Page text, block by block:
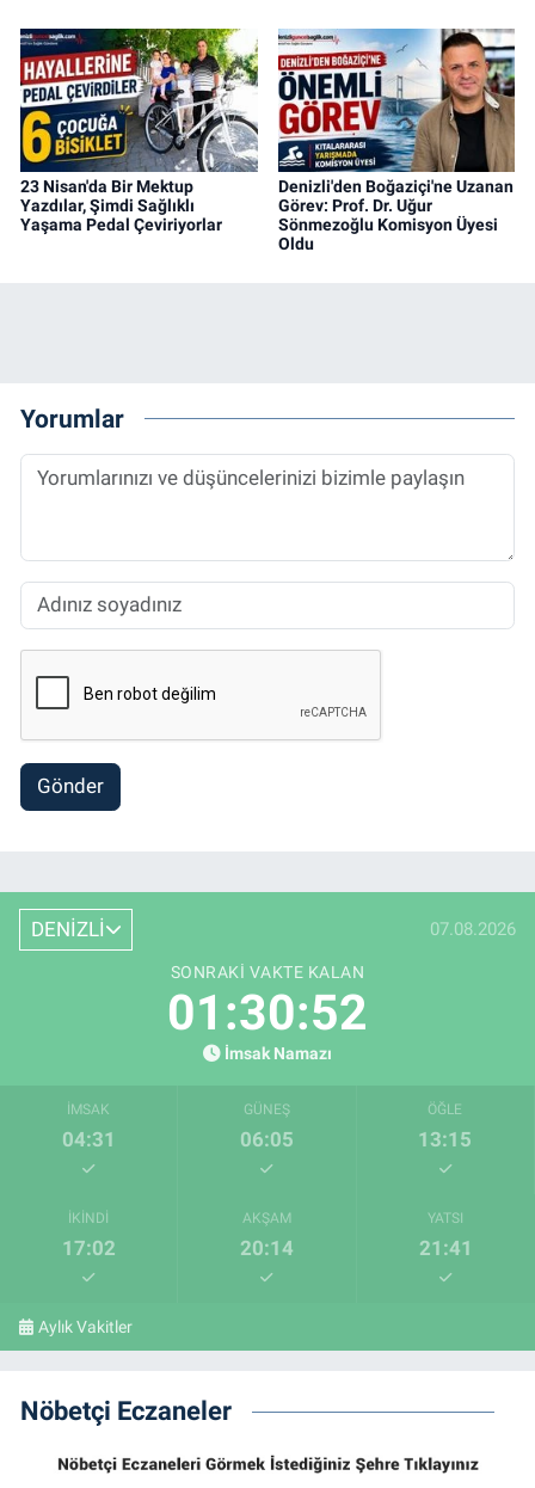
23 Nisan'da Bir Mektup
Yazdılar, Şimdi Sağlıklı
Yaşama Pedal Çeviriyorlar
Denizli'den Boğaziçi'ne Uzanan
Görev: Prof. Dr. Uğur
Sönmezoğlu Komisyon Üyesi
Oldu
Yorumlar
Gönder
DENİZLİ 07.08.2026
SONRAKI VAKTE KALAN
01:30:51
İmsak Namazı
İMSAK
04:31
GÜNEŞ
06:05
ÖĞLE
13:15
İKINDI
17:02
AKŞAM
20:14
YATSI
21:41
Aylık Vakitler
Nöbetçi Eczaneler